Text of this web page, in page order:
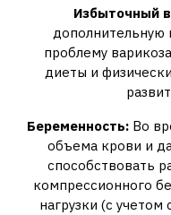
Избыточный
дополнительную
проблему
диеты и
Беременность:Во
объема крови и
способствовать
компрессионного
нагрузки (с учетом